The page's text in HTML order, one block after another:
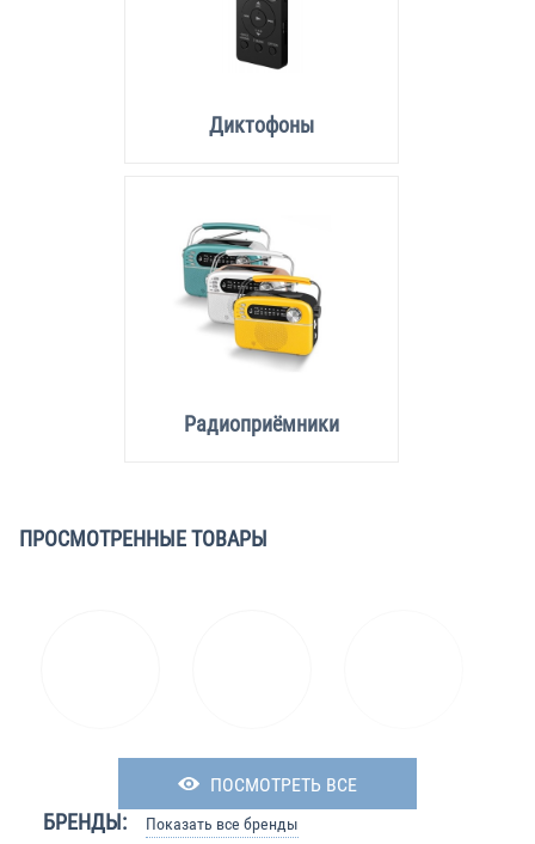
Диктофоны
Радиоприёмники
ПРОСМОТРЕННЫЕ ТОВАРЫ
ПОСМОТРЕТЬ ВСЕ
БРЕНДЫ: Показать все бренды